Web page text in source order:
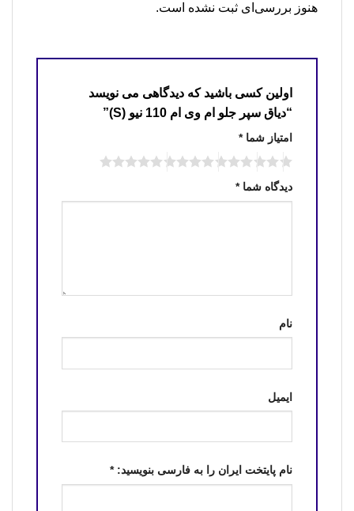
هنوز بررسی‌ای ثبت نشده است.
اولین کسی باشید که دیدگاهی می نویسد
“دیاق سپر جلو ام وی ام 110 نیو (S)”
امتیاز شما*
دیدگاه شما*
نام
ایمیل
نام پایتخت ایران را به فارسی بنویسید:*